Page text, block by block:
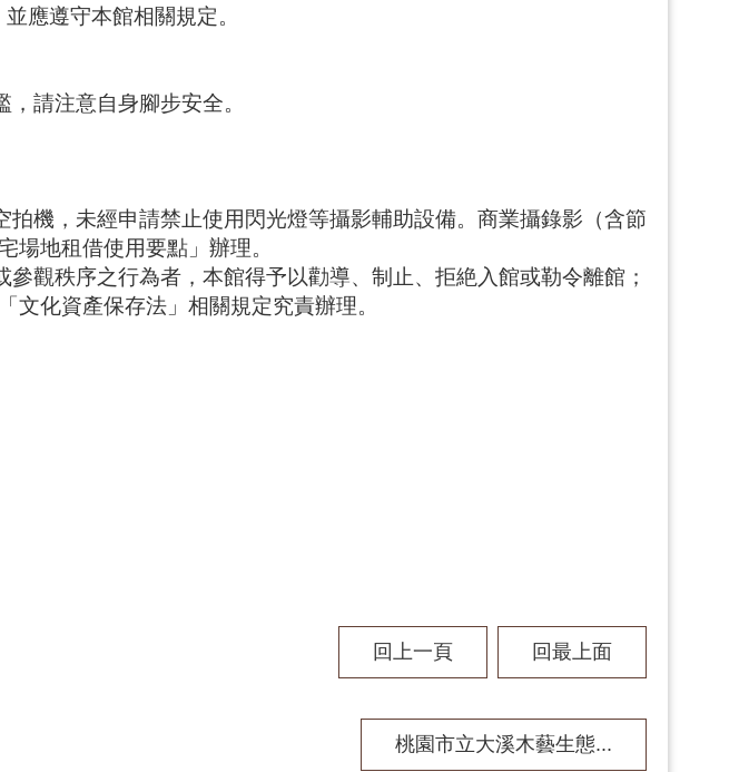
應遵守本館相關規定。
請注意自身腳步安全。
機，未經申請禁止使用閃光燈等攝影輔助設備。商業攝錄影（含節
場地租借使用要點」辦理。
觀秩序之行為者，本館得予以勸導、制止、拒絶入館或勒令離館；
化資產保存法」相關規定究責辦理。
回上一頁 回最上面
桃園市立大溪木藝生態...